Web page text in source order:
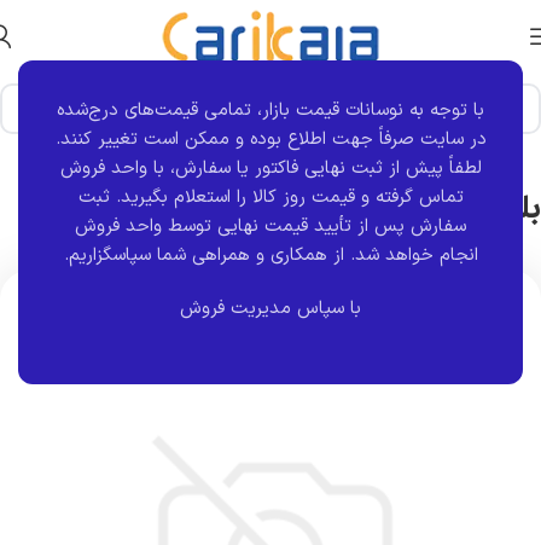
با توجه به نوسانات قیمت بازار، تمامی قیمت‌های درج‌شده
در سایت صرفاً جهت اطلاع بوده و ممکن است تغییر کنند.
لطفاً پیش از ثبت نهایی فاکتور یا سفارش، با واحد فروش
تماس گرفته و قیمت روز کالا را استعلام بگیرید. ثبت
سفارش پس از تأیید قیمت نهایی توسط واحد فروش
انجام خواهد شد. از همکاری و همراهی شما سپاسگزاریم.
با سپاس مدیریت فروش
خانه برند قطعه تی آر TR
بلبرینگ چرخ جلو 206 | تی آر TR